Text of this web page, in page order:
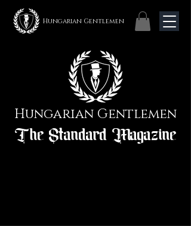
Hungarian Gentlemen
Hungarian Gentlemen
The Standard Magazine